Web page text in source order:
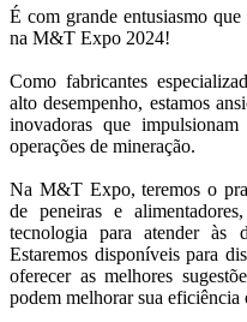
É com grande entusiasmo
na M&T Expo 2024!
Como fabricantes
alto desempenho, estamos
inovadoras que
operações de mineração.
Na M&T Expo, teremos o
de peneiras e
tecnologia para atender às
Estaremos disponíveis para
oferecer as melhores
podem melhorar sua eficiência